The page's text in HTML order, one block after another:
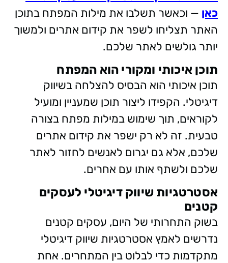
כאן — וכאשר תשלבו את מילות המפתח בתוכן
האתר תצליחו לשפר את קידום אתרים ולמשוך
יותר גולשים לאתר שלכם.
תוכן איכותי ומקורי הוא המפתח
תוכן איכותי הוא הבסיס להצלחה בשיווק
דיגיטלי. הקפידו ליצור תוכן שמעניין ומועיל
לקוראים, תוך שימוש במילות מפתח בצורה
טבעית. זה לא רק ישפר את קידום אתרים
שלכם, אלא גם יגרום לאנשים לחזור לאתר
שלכם ולשתף אותו עם אחרים.
אסטרטגיות שיווק דיגיטלי לעסקים
קטנים
בשוק התחרותי של היום, עסקים קטנים
נדרשים לאמץ אסטרטגיות שיווק דיגיטלי
מתקדמות כדי לבלוט בין המתחרים. אחת